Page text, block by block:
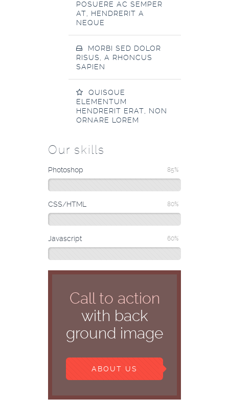
POSUERE AC SEMPER
AT, HENDRERIT A
NEQUE
MORBI SED DOLOR
RISUS, A RHONCUS
SAPIEN
QUISQUE
ELEMENTUM
HENDRERIT ERAT, NON
ORNARE LOREM
Our skills
Photoshop 85%
CSS/HTML 80%
Javascript 60%
Call to action
with back
ground image
ABOUT US